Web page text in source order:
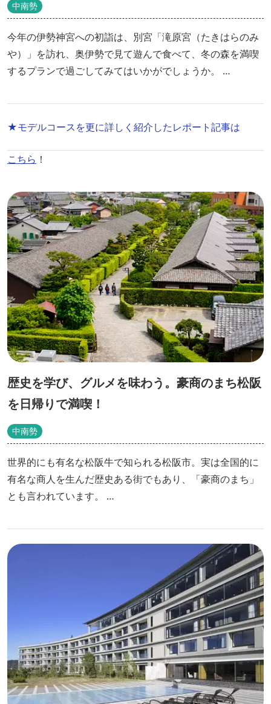
中南勢
今年の伊勢神宮への初詣は、別宮「滝原宮（たきはらのみ
や）」を訪れ、奥伊勢で見て遊んで食べて、冬の森を満喫
するプランで過ごしてみてはいかがでしょうか。
間30分、名古屋から1時間40分。家族3世代でゆっくりと巡
る1泊2日のコースです。
お出かけください。
★モデルコースを更に詳しく紹介したレポート記事は
こちら ！
歴史を学び、グルメを味わう。豪商のまち松阪
を日帰りで満喫！
中南勢
世界的にも有名な松阪牛で知られる松阪市。実は全国的に
有名な商人を生んだ歴史ある街でもあり、「豪商のまち」
とも言われています。
う、日帰りモデルコースを紹介します！